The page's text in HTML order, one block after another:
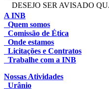
DESEJO SER AVISADO
A INB
Quem somos
Comissão de Ética
Onde estamos
Licitações e Contratos
Trabalhe com a INB
Nossas Atividades
Urânio